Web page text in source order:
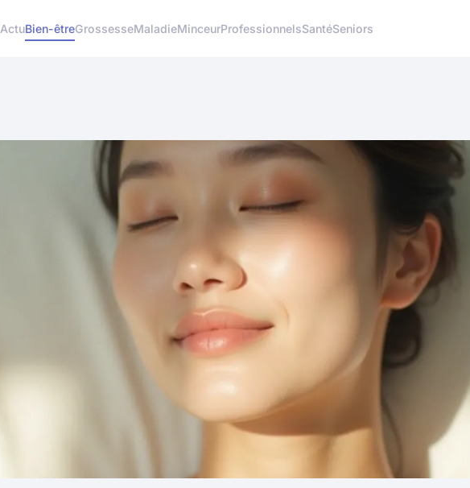
ActuBien-êtreGrossesseMaladieMinceurProfessionnelsSantéSeniors